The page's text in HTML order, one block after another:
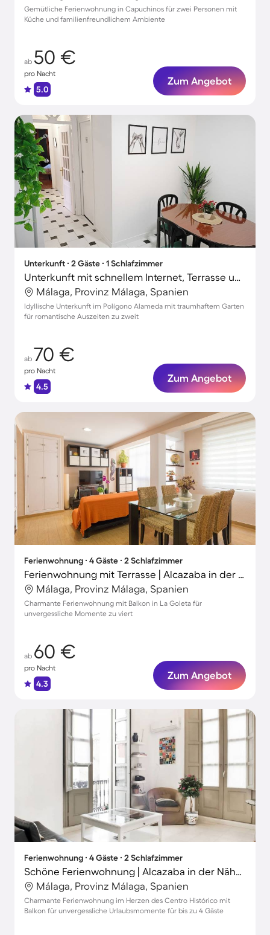
Gemütliche Ferienwohnung in Capuchinos für zwei Personen mit
Küche und familienfreundlichem Ambiente
ab 50 €
pro Nacht
5.0
Zum Angebot
Unterkunft ∙ 2 Gäste ∙ 1 Schlafzimmer
Unterkunft mit schnellem Internet, Terrasse und Garten | Santa Iglesia Catedral Basílica de la Encarnación in der Nähe | Stadtblick | Perfekt für die Arbeit von Zuhause
Málaga, Provinz Málaga, Spanien
Idyllische Unterkunft im Polígono Alameda mit traumhaftem Garten
für romantische Auszeiten zu zweit
ab 70 €
pro Nacht
4.5
Zum Angebot
Ferienwohnung ∙ 4 Gäste ∙ 2 Schlafzimmer
Ferienwohnung mit Terrasse | Alcazaba in der Nähe | Stadtblick
Málaga, Provinz Málaga, Spanien
Charmante Ferienwohnung mit Balkon in La Goleta für
unvergessliche Momente zu viert
ab 60 €
pro Nacht
4.3
Zum Angebot
Ferienwohnung ∙ 4 Gäste ∙ 2 Schlafzimmer
Schöne Ferienwohnung | Alcazaba in der Nähe | Stadtblick
Málaga, Provinz Málaga, Spanien
Charmante Ferienwohnung im Herzen des Centro Histórico mit
Balkon für unvergessliche Urlaubsmomente für bis zu 4 Gäste